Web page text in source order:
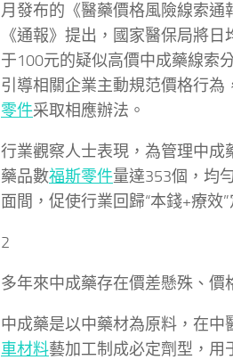
月發布的《醫藥價格風險線索通
《通報》提出，國家醫保局將
于100元的疑似高價中成藥線索
引導相關企業主動規范價格行為
零件采取相應辦法。
行業觀察人士表現，為管理中
藥品數福斯零件量達353個，均
面間，促使行業回歸“本錢+療效”
2
多年來中成藥存在價差懸殊、價
中成藥是以中藥材為原料，在
車材料藝加工制成必定劑型，用